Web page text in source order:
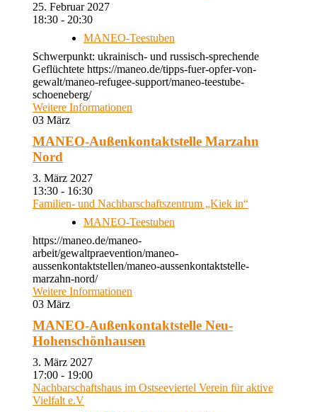
25. Februar 2027
18:30 - 20:30
MANEO-Teestuben
Schwerpunkt: ukrainisch- und russisch-sprechende
Geflüchtete https://maneo.de/tipps-fuer-opfer-von-
gewalt/maneo-refugee-support/maneo-teestube-
schoeneberg/
Weitere Informationen
03 März
MANEO-Außenkontaktstelle Marzahn
Nord
3. März 2027
13:30 - 16:30
Familien- und Nachbarschaftszentrum „Kiek in“
MANEO-Teestuben
https://maneo.de/maneo-
arbeit/gewaltpraevention/maneo-
aussenkontaktstellen/maneo-aussenkontaktstelle-
marzahn-nord/
Weitere Informationen
03 März
MANEO-Außenkontaktstelle Neu-
Hohenschönhausen
3. März 2027
17:00 - 19:00
Nachbarschaftshaus im Ostseeviertel Verein für aktive
Vielfalt e.V